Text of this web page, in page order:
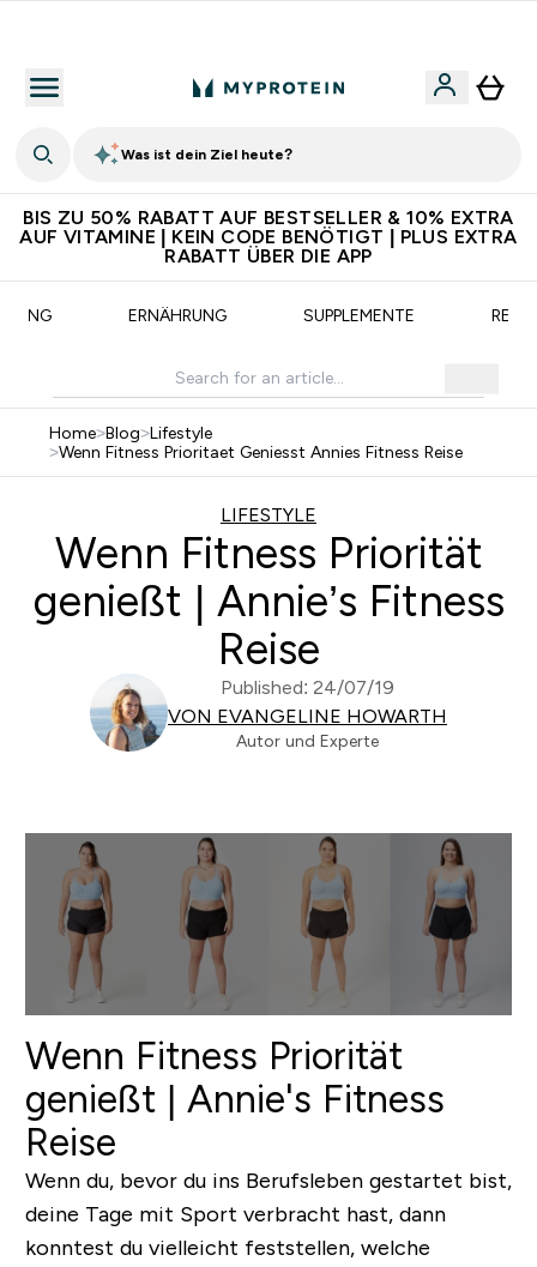
Was ist dein Ziel heute?
BIS ZU 50% RABATT AUF BESTSELLER & 10% EXTRA
AUF VITAMINE | KEIN CODE BENÖTIGT | PLUS EXTRA
RABATT ÜBER DIE APP
ERNÄHRUNG SUPPLEMENTE
Home>Blog>Lifestyle
>Wenn Fitness Prioritaet Geniesst Annies Fitness Reise
LIFESTYLE
Wenn Fitness Priorität
genießt | Annie’s Fitness
Reise
Published: 24/07/19
VON EVANGELINE HOWARTH
Autor und Experte
Wenn Fitness Priorität
genießt | Annie's Fitness
Reise
Wenn du, bevor du ins Berufsleben gestartet bist,
deine Tage mit Sport verbracht hast, dann
konntest du vielleicht feststellen, welche